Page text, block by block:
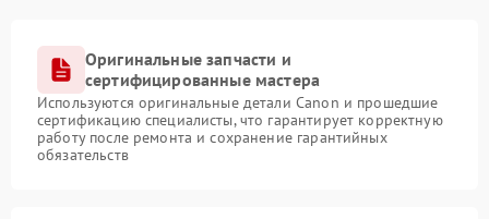
Оригинальные запчасти и
сертифицированные мастера
Используются оригинальные детали Canon и прошедшие
сертификацию специалисты, что гарантирует корректную
работу после ремонта и сохранение гарантийных
обязательств